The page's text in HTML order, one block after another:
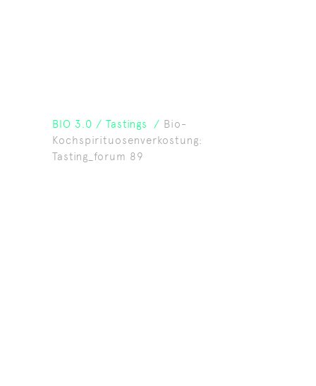
BIO 3.0 / Tastings / Bio-
Kochspirituosenverkostung:
Tasting_forum 89